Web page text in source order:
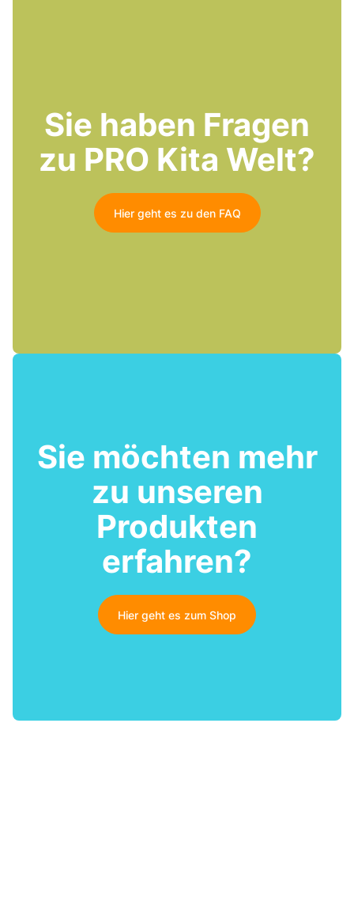
Sie haben Fragen
zu PRO Kita Welt?
Hier geht es zu den FAQ
Sie möchten mehr
zu unseren
Produkten
erfahren?
Hier geht es zum Shop